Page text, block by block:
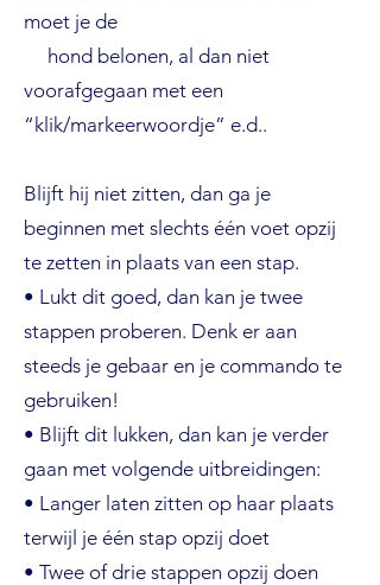
moet je de
hond belonen, al dan niet
voorafgegaan met een
“klik/markeerwoordje” e.d..
Blijft hij niet zitten, dan ga je
beginnen met slechts één voet opzij
te zetten in plaats van een stap.
• Lukt dit goed, dan kan je twee
stappen proberen. Denk er aan
steeds je gebaar en je commando te
gebruiken!
• Blijft dit lukken, dan kan je verder
gaan met volgende uitbreidingen:
• Langer laten zitten op haar plaats
terwijl je één stap opzij doet
• Twee of drie stappen opzij doen